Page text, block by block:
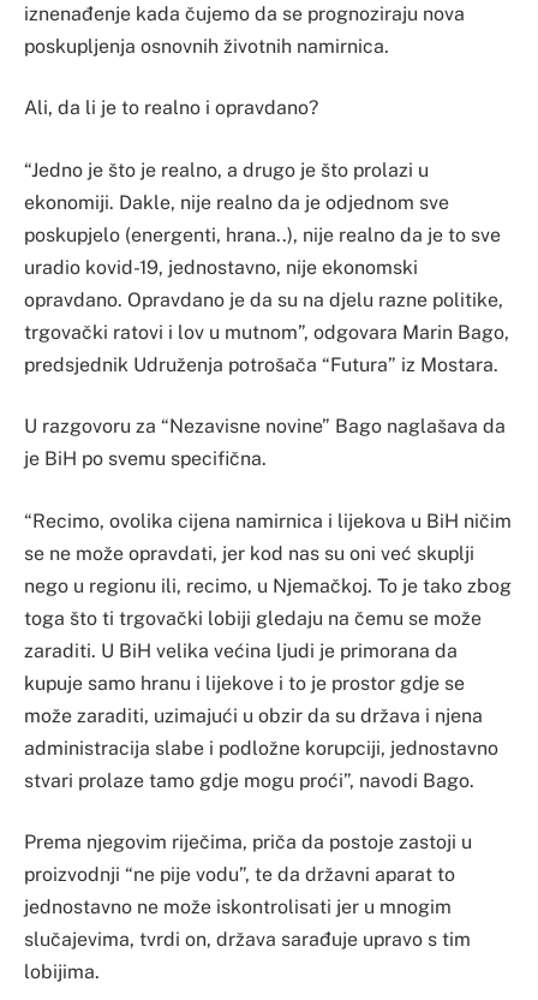
iznenađenje kada čujemo da se prognoziraju nova
poskupljenja osnovnih životnih namirnica.
Ali, da li je to realno i opravdano?
“Jedno je što je realno, a drugo je što prolazi u
ekonomiji. Dakle, nije realno da je odjednom sve
poskupjelo (energenti, hrana..), nije realno da je to sve
uradio kovid-19, jednostavno, nije ekonomski
opravdano. Opravdano je da su na djelu razne politike,
trgovački ratovi i lov u mutnom”, odgovara Marin Bago,
predsjednik Udruženja potrošača “Futura” iz Mostara.
U razgovoru za “Nezavisne novine” Bago naglašava da
je BiH po svemu specifična.
“Recimo, ovolika cijena namirnica i lijekova u BiH ničim
se ne može opravdati, jer kod nas su oni već skuplji
nego u regionu ili, recimo, u Njemačkoj. To je tako zbog
toga što ti trgovački lobiji gledaju na čemu se može
zaraditi. U BiH velika većina ljudi je primorana da
kupuje samo hranu i lijekove i to je prostor gdje se
može zaraditi, uzimajući u obzir da su država i njena
administracija slabe i podložne korupciji, jednostavno
stvari prolaze tamo gdje mogu proći”, navodi Bago.
Prema njegovim riječima, priča da postoje zastoji u
proizvodnji “ne pije vodu”, te da državni aparat to
jednostavno ne može iskontrolisati jer u mnogim
slučajevima, tvrdi on, država sarađuje upravo s tim
lobijima.